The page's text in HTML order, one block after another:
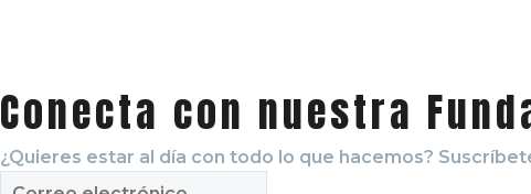
Conecta con nuestra
¿Quieres estar al día con todo lo que hacemos?